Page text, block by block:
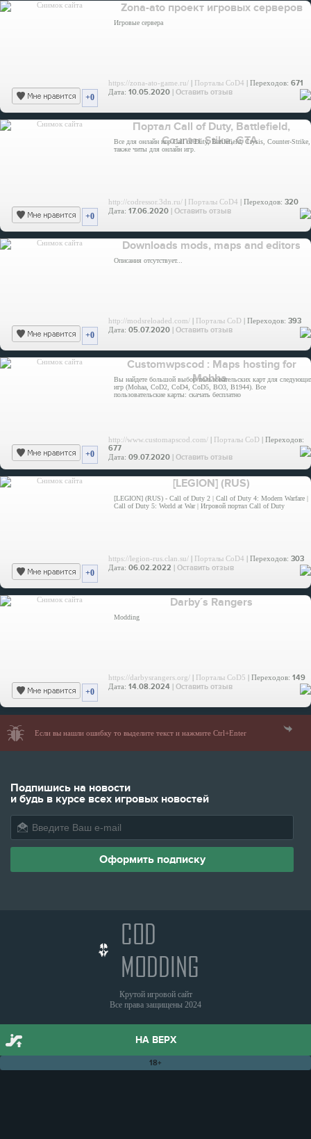
Zona-ato проект игровых серверов
Игровые сервера
https://zona-ato-game.ru/ | Порталы CoD4 | Переходов: 671
Дата: 10.05.2020 | Оставить отзыв
+0
Портал Call of Duty, Battlefield,
Counter Stike, GTA
Все для онлайн игр Call of Duty, Battlefield, Crysis, Counter-Strike,
также читы для онлайн игр.
http://codressor.3dn.ru/ | Порталы CoD4 | Переходов: 320
Дата: 17.06.2020 | Оставить отзыв
+0
Downloads mods, maps and editors
Описания отсутствует...
http://modsreloaded.com/ | Порталы CoD | Переходов: 393
Дата: 05.07.2020 | Оставить отзыв
+0
Customwpscod : Maps hosting for
Mohha
Вы найдете большой выбор пользовательских карт для
игр (Mohaa, CoD2, CoD4, CoD5, BO3, B1944). Все
пользовательские карты: скачать бесплатно
http://www.customapscod.com/ | Порталы CoD | Переходов:
677
Дата: 09.07.2020 | Оставить отзыв
+0
[LEGION] (RUS)
[LEGION] (RUS) - Call of Duty 2 | Call of Duty 4: Modern Warfare |
Call of Duty 5: World at War | Игровой портал Call of Duty
https://legion-rus.clan.su/ | Порталы CoD4 | Переходов: 303
Дата: 06.02.2022 | Оставить отзыв
+0
Darby´s Rangers
Modding
https://darbysrangers.org/ | Порталы CoD5 | Переходов: 149
Дата: 14.08.2024 | Оставить отзыв
+0
Если вы нашли ошибку то выделите текст и нажмите Ctrl+Enter
Подпишись на новости
и будь в курсе всех игровых новостей
COD
MODDING
Крутой игровой сайт
Все права защищены 2024
НА ВЕРХ
18+